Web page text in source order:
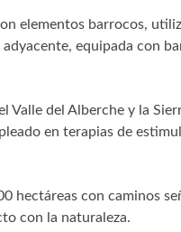
elementos barrocos,
adyacente, equipada con
Valle del Alberche y la
en terapias de
hectáreas con caminos
con la naturaleza.